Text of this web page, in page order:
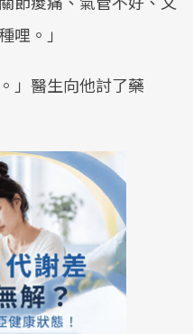
哩。」
」醫生向他討了藥